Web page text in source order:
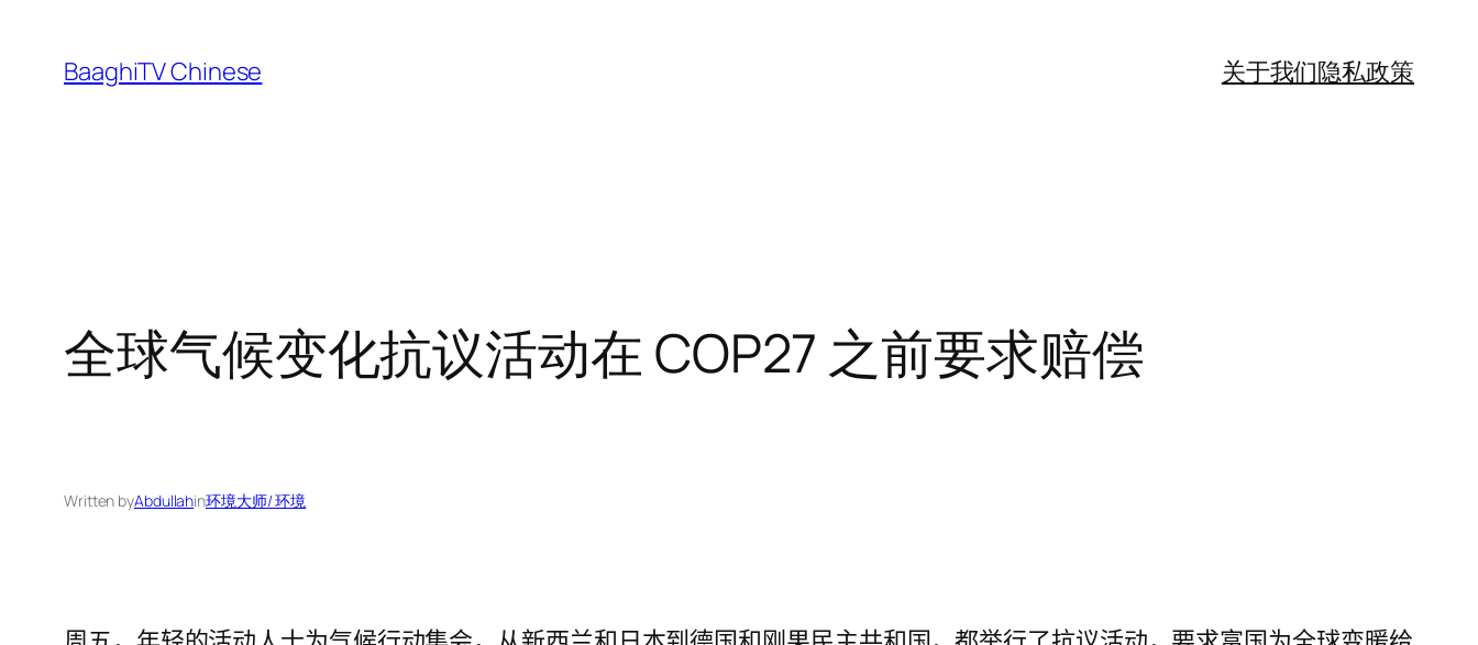
content
BaaghiTV Chinese 关于我们隐私政策
全球气候变化抗议活动在 COP27 之前要求赔偿
Written byAbdullahin环境大师/ 环境